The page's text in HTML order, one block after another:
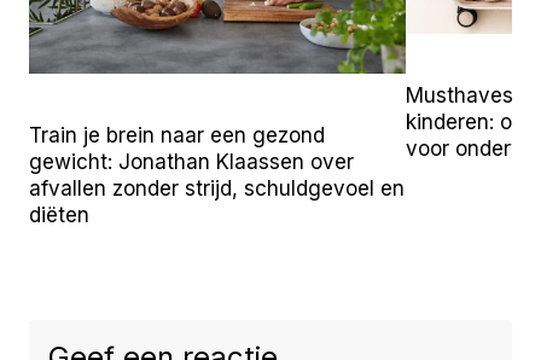
Train je brein naar een gezond
gewicht: Jonathan Klaassen over
afvallen zonder strijd, schuldgevoel en
diëten
Musthaves
kinderen:
voor